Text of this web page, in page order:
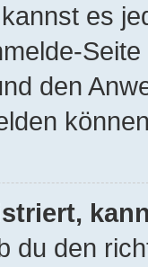
es
den
du den